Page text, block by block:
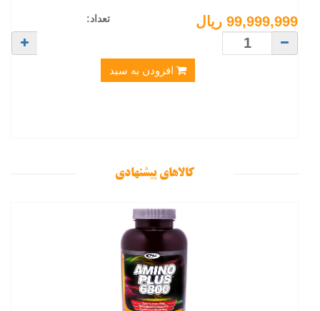
99,999,999 ریال تعداد:
افزودن به سبد
کالاهای پیشنهادی